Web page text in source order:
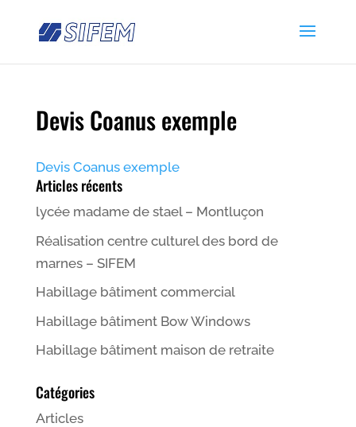
Devis Coanus exemple
Devis Coanus exemple
Articles récents
lycée madame de stael – Montluçon
Réalisation centre culturel des bord de
marnes – SIFEM
Habillage bâtiment commercial
Habillage bâtiment Bow Windows
Habillage bâtiment maison de retraite
Catégories
Articles